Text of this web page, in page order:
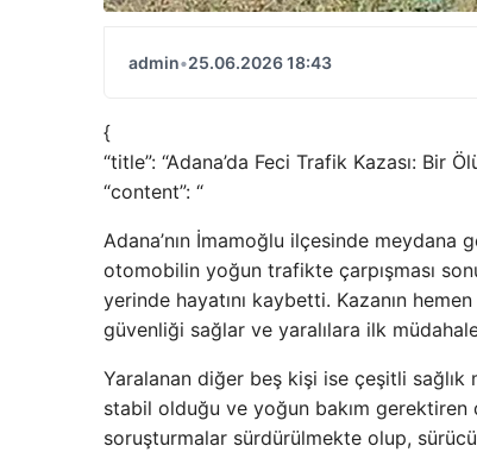
admin•25.06.2026 18:43
{
“title”: “Adana’da Feci Trafik Kazası: Bir
“content”: “
Adana’nın İmamoğlu ilçesinde
otomobilin yoğun trafikte çarpışması
yerinde hayatını kaybetti. Kazanın
güvenliği sağlar ve yaralılara ilk
Yaralanan diğer beş kişi ise çeşitli sağlık
stabil olduğu ve yoğun bakım gerektiren
soruşturmalar sürdürülmekte olup,